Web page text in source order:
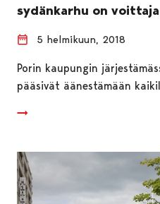
sydänkarhu on voittaja
5 helmikuun, 2018
Porin kaupungin
pääsivät äänestämään